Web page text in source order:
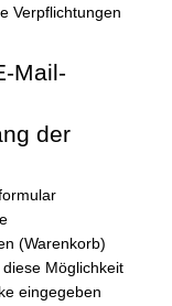
Verpflichtungen
Mail-
der
(Warenkorb)
Möglichkeit
eingegeben